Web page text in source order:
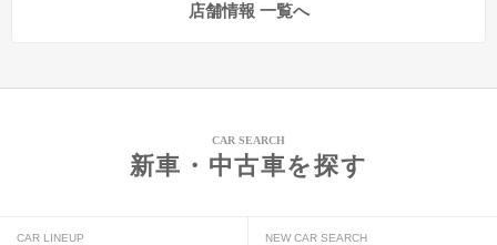
店舗情報 一覧へ
CAR SEARCH
新車・中古車を探す
CAR LINEUP NEW CAR SEARCH